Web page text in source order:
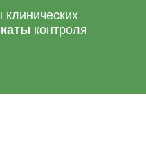
контроля